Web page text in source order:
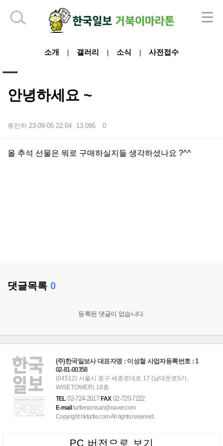
소개 갤러리 소식 사전접수
안녕하세요 ~
류민하 23-09-05 22:04 13,095 0
본문
올 추석 선물은 뭐로 구매하실지들 생각하셨나요 ?^^
댓글목록 0
등록된 댓글이 없습니다.
하단 영역
(주)한국일보사 대표자명 : 이성철 사업자등록번호 : 1
02-81-00358
(04512) 서울시 중구 세종로대로 17 (남대문로5가,
WISETOWER) 18층
TEL02-724-2617FAX02-720-7222
E-mailturtlenamsan@naver.com
Copyright hkturtle.com All rights reserved.
PC 버전으로 보기